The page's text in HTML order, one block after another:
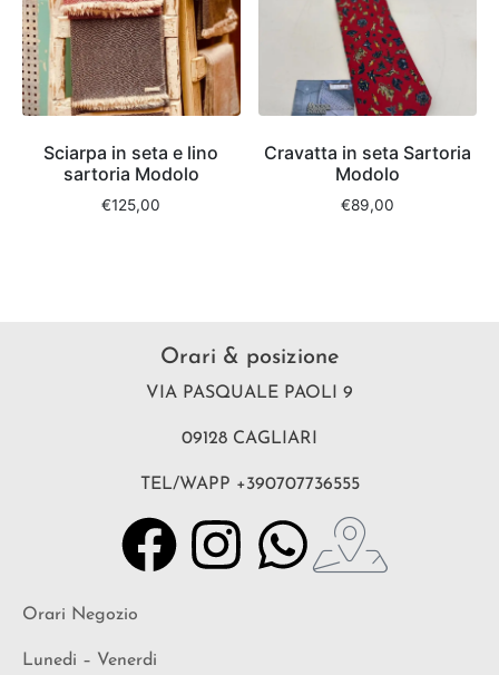
Sciarpa in seta e lino
sartoria Modolo
€125,00
Cravatta in seta Sartoria
Modolo
€89,00
Orari & posizione
VIA PASQUALE PAOLI 9
09128 CAGLIARI
TEL/WAPP +390707736555
Orari Negozio
Lunedi – Venerdi